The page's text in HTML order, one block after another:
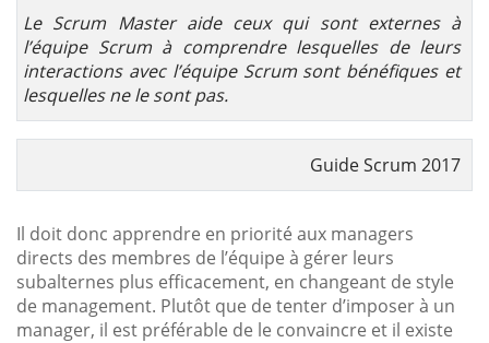
Le Scrum Master aide ceux qui sont externes à
l’équipe Scrum à comprendre lesquelles de leurs
interactions avec l’équipe Scrum sont bénéfiques et
lesquelles ne le sont pas.
Guide Scrum 2017
Il doit donc apprendre en priorité aux managers
directs des membres de l’équipe à gérer leurs
subalternes plus efficacement, en changeant de style
de management. Plutôt que de tenter d’imposer à un
manager, il est préférable de le convaincre et il existe